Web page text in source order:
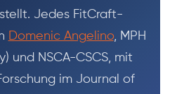
Jedes FitCraft-
Domenic Angelino, MPH
und NSCA-CSCS, mit
im Journal of